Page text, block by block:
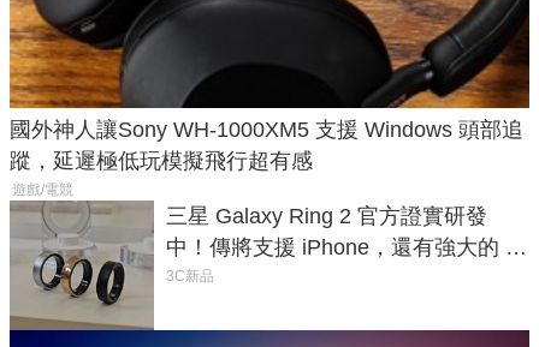
國外神人讓Sony WH-1000XM5 支援 Windows 頭部追
蹤，延遲極低玩模擬飛行超有感
遊戲/電競
三星 Galaxy Ring 2 官方證實研發
中！傳將支援 iPhone，還有強大的 AI
與智慧家電連動功能
3C新品